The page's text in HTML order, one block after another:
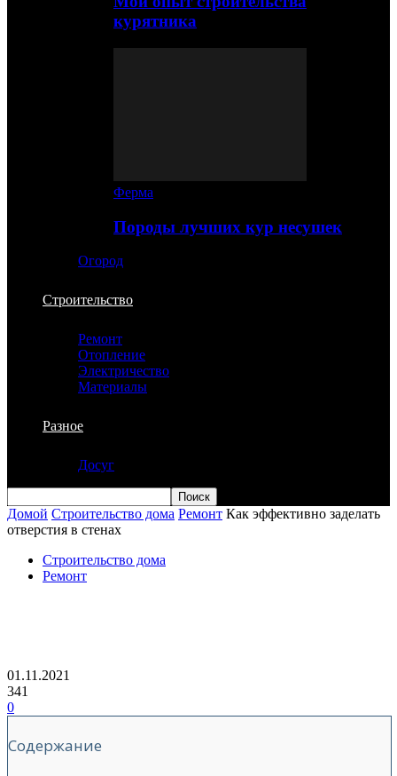
курятника
Ферма
Породы лучших кур несушек
Огород
Строительство
Ремонт
Отопление
Электричество
Материалы
Разное
Досуг
Домой Строительство дома Ремонт Как эффективно заделать
отверстия в стенах
Строительство дома
Ремонт
01.11.2021
341
0
Содержание